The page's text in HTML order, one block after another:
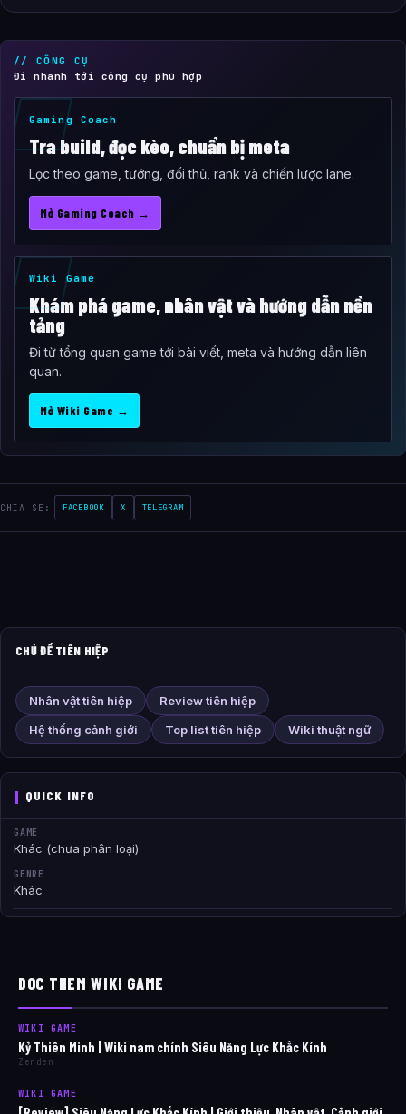
// CÔNG CỤ
Đi nhanh tới công cụ phù hợp
Gaming Coach
Tra build, đọc kèo, chuẩn bị meta
Lọc theo game, tướng, đối thủ, rank và chiến lược lane.
Mở Gaming Coach →
Wiki Game
Khám phá game, nhân vật và hướng dẫn nền
tảng
Đi từ tổng quan game tới bài viết, meta và hướng dẫn liên
quan.
Mở Wiki Game →
CHIA SE: FACEBOOK X TELEGRAM
CHỦ ĐỀ TIÊN HIỆP
Nhân vật tiên hiệp
Review tiên hiệp
Hệ thống cảnh giới
Top list tiên hiệp Wiki thuật ngữ
QUICK INFO
GAME
Khác (chưa phân loại)
GENRE
Khác
DOC THEM WIKI GAME
WIKI GAME
Kỷ Thiên Minh | Wiki nam chính Siêu Năng Lực Khắc Kính
Zenden
WIKI GAME